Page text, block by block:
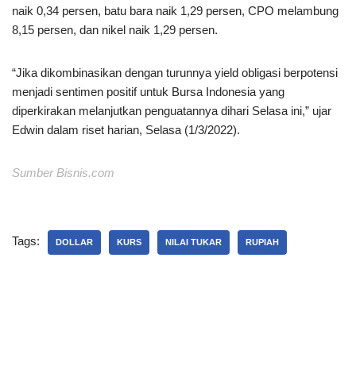
naik 0,34 persen, batu bara naik 1,29 persen, CPO melambung
8,15 persen, dan nikel naik 1,29 persen.
“Jika dikombinasikan dengan turunnya yield obligasi berpotensi
menjadi sentimen positif untuk Bursa Indonesia yang
diperkirakan melanjutkan penguatannya dihari Selasa ini,” ujar
Edwin dalam riset harian, Selasa (1/3/2022).
Sumber Bisnis.com
Tags: DOLLAR KURS NILAI TUKAR RUPIAH